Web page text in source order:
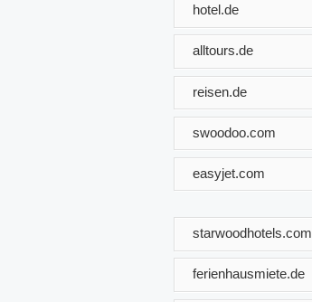
hotel.de
alltours.de
reisen.de
swoodoo.com
easyjet.com
starwoodhotels.com
ferienhausmiete.de